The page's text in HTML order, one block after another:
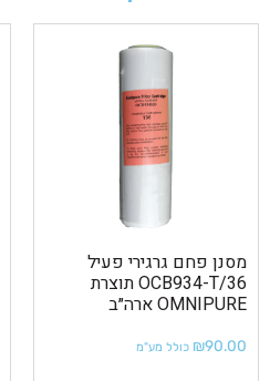
מסנן פחם גרגירי פעיל
OCB934-T/36 תוצרת
OMNIPURE ארה״ב
₪90.00 כולל מע"מ